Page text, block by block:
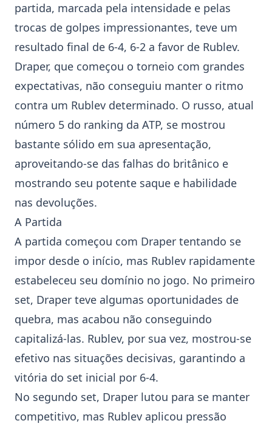
partida, marcada pela intensidade e pelas
trocas de golpes impressionantes, teve um
resultado final de 6-4, 6-2 a favor de Rublev.
Draper, que começou o torneio com grandes
expectativas, não conseguiu manter o ritmo
contra um Rublev determinado. O russo, atual
número 5 do ranking da ATP, se mostrou
bastante sólido em sua apresentação,
aproveitando-se das falhas do britânico e
mostrando seu potente saque e habilidade
nas devoluções.
A Partida
A partida começou com Draper tentando se
impor desde o início, mas Rublev rapidamente
estabeleceu seu domínio no jogo. No primeiro
set, Draper teve algumas oportunidades de
quebra, mas acabou não conseguindo
capitalizá-las. Rublev, por sua vez, mostrou-se
efetivo nas situações decisivas, garantindo a
vitória do set inicial por 6-4.
No segundo set, Draper lutou para se manter
competitivo, mas Rublev aplicou pressão